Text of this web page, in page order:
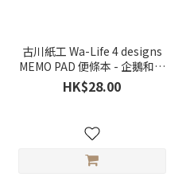
古川紙工 Wa-Life 4 designs
MEMO PAD 便條本 - 企鵝和刨
冰〈夏季限定〉
HK$28.00